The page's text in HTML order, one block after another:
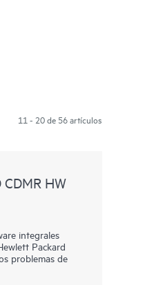
11 - 20 de 56 artículos
HW
integrales
Packard
problemas de